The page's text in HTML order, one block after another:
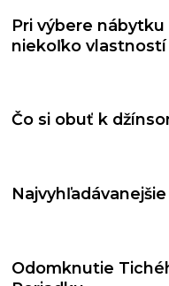
Pri výbere
niekoľko vlastností
Čo si obuť k
Odomknutie